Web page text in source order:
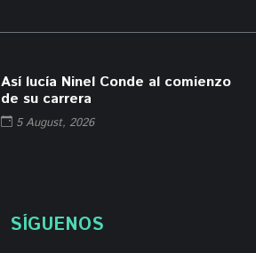
Así lucía Ninel Conde al comienzo
de su carrera
5 August, 2026
SÍGUENOS